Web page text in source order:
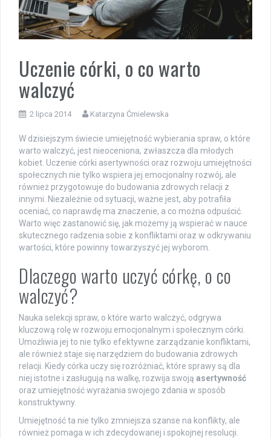
Uczenie córki, o co warto
walczyć
2 lipca 2014 Katarzyna Ćmielewska
W dzisiejszym świecie umiejętność wybierania spraw, o które
warto walczyć, jest nieoceniona, zwłaszcza dla młodych
kobiet. Uczenie córki asertywności oraz rozwoju umiejętności
społecznych nie tylko wspiera jej emocjonalny rozwój, ale
również przygotowuje do budowania zdrowych relacji z
innymi. Niezależnie od sytuacji, ważne jest, aby potrafiła
oceniać, co naprawdę ma znaczenie, a co można odpuścić.
Warto więc zastanowić się, jak możemy ją wspierać w nauce
skutecznego radzenia sobie z konfliktami oraz w odkrywaniu
wartości, które powinny towarzyszyć jej wyborom.
Dlaczego warto uczyć córkę, o co
walczyć?
Nauka selekcji spraw, o które warto walczyć, odgrywa
kluczową rolę w rozwoju emocjonalnym i społecznym córki.
Umożliwia jej to nie tylko efektywne zarządzanie konfliktami,
ale również staje się narzędziem do budowania zdrowych
relacji. Kiedy córka uczy się rozróżniać, które sprawy są dla
niej istotne i zasługują na walkę, rozwija swoją asertywność
oraz umiejętność wyrażania swojego zdania w sposób
konstruktywny.
Umiejętność ta nie tylko zmniejsza szanse na konflikty, ale
również pomaga w ich zdecydowanej i spokojnej resolucji.